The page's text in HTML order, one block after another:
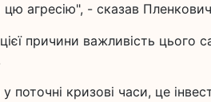
цю агресію", - сказав
причини важливість цього
поточні кризові часи, це